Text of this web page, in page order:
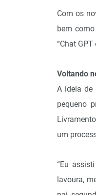
Com os
bem
“Chat
Voltando
A ideia de
pequeno
um
“Eu
lavoura,